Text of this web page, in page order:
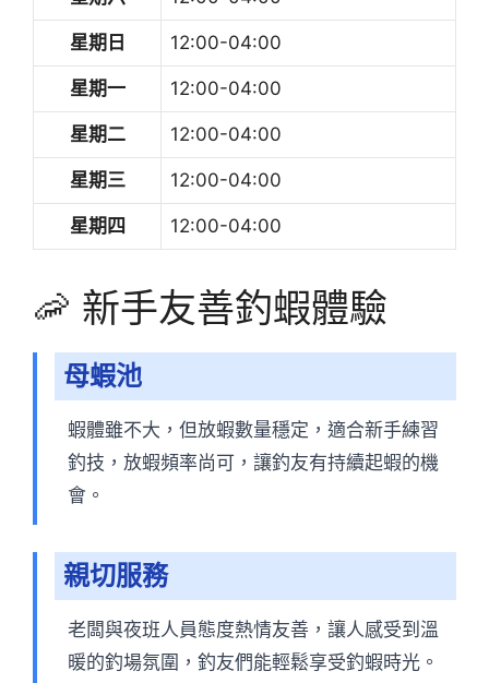
星期日 12:00-04:00
星期一 12:00-04:00
星期二 12:00-04:00
星期三 12:00-04:00
星期四 12:00-04:00
🦐 新手友善釣蝦體驗
母蝦池
蝦體雖不大，但放蝦數量穩定，適合新手練習
釣技，放蝦頻率尚可，讓釣友有持續起蝦的機
會。
親切服務
老闆與夜班人員態度熱情友善，讓人感受到溫
暖的釣場氛圍，釣友們能輕鬆享受釣蝦時光。